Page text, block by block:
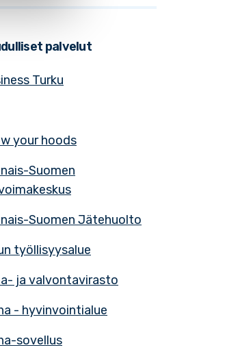
palvelut
Turku
your hoods
Suomen
Suomen Jätehuolto
työllisyysalue
ja valvontavirasto
- hyvinvointialue
sovellus